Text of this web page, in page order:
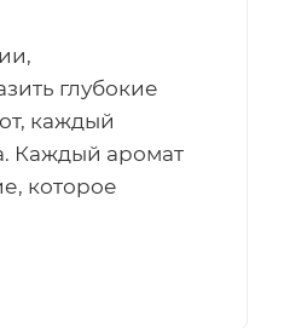
глубокие
каждый
Каждый аромат
которое